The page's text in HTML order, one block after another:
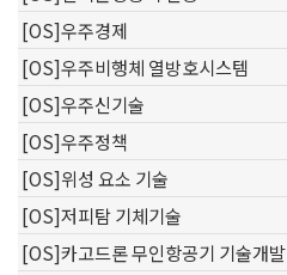
[OS]우주경제
[OS]우주비행체 열방호시스템
[OS]우주신기술
[OS]우주정책
[OS]위성 요소 기술
[OS]저피탐 기체기술
[OS]카고드론 무인항공기 기술개발